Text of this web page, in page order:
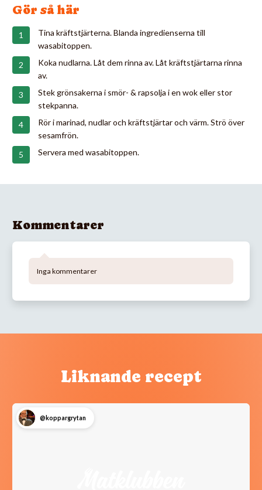
Gör så här
Tina kräftstjärterna. Blanda ingredienserna till
wasabitoppen.
Koka nudlarna. Låt dem rinna av. Låt kräftstjärtarna rinna
av.
Stek grönsakerna i smör- & rapsolja i en wok eller stor
stekpanna.
Rör i marinad, nudlar och kräftstjärtar och värm. Strö över
sesamfrön.
Servera med wasabitoppen.
Kommentarer
Inga kommentarer
Liknande recept
@koppargrytan